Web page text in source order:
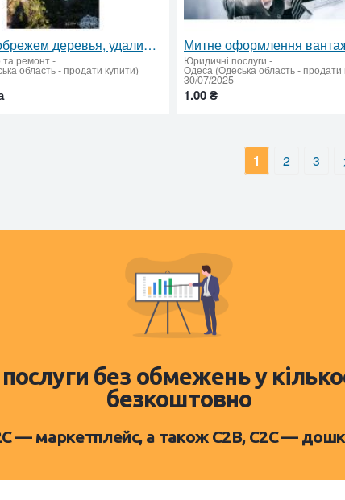
Спилим обрежем деревья, удалим поросли
та ремонт-
область - продати купити)
Юридичні послуги -
Одеса (Одеська область - продати
30/07/2025
1.00 ₴
1 2 3
без обмежень у
безкоштовно
— маркетплейс, а також C2B, C2C —